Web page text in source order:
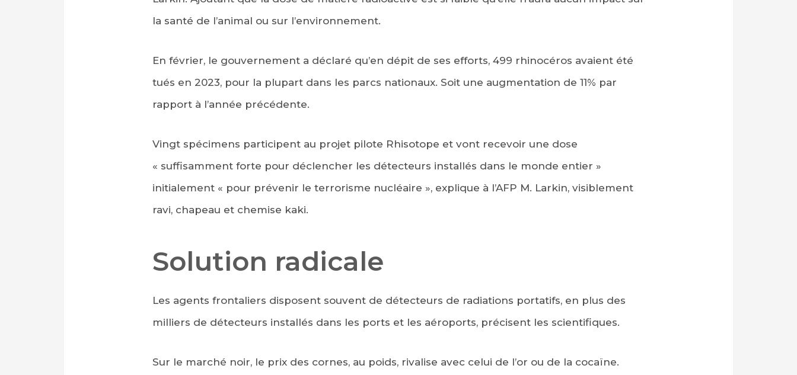
la santé de l’animal ou sur l’environnement.
En février, le gouvernement a déclaré qu’en dépit de ses efforts, 499 rhinocéros avaient été
tués en 2023, pour la plupart dans les parcs nationaux. Soit une augmentation de 11% par
rapport à l’année précédente.
Vingt spécimens participent au projet pilote Rhisotope et vont recevoir une dose
« suffisamment forte pour déclencher les détecteurs installés dans le monde entier »
initialement « pour prévenir le terrorisme nucléaire », explique à l’AFP M. Larkin, visiblement
ravi, chapeau et chemise kaki.
Solution radicale
Les agents frontaliers disposent souvent de détecteurs de radiations portatifs, en plus des
milliers de détecteurs installés dans les ports et les aéroports, précisent les scientifiques.
Sur le marché noir, le prix des cornes, au poids, rivalise avec celui de l’or ou de la cocaïne.